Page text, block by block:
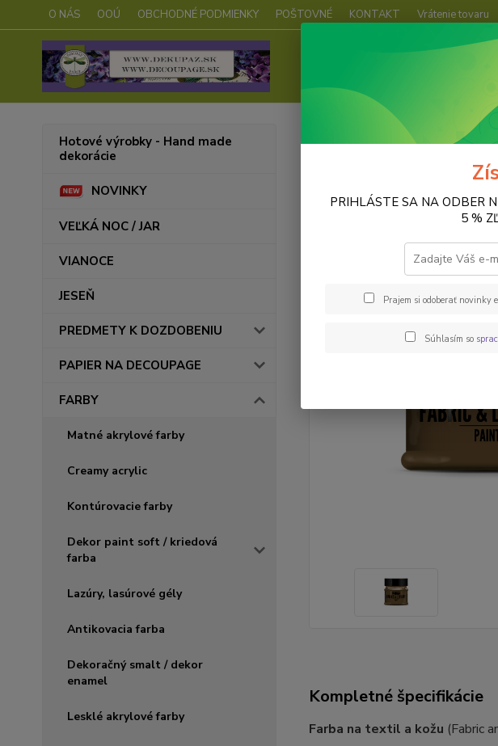
O NÁS OOÚ OBCHODNÉ PODMIENKY POŠTOVNÉ KONTAKT Vrátenie tovaru
Hotové výrobky - Hand made
dekorácie
NOVINKY
VEĽKÁ NOC / JAR
VIANOCE
JESEŇ
PREDMETY K DOZDOBENIU
PAPIER NA DECOUPAGE
FARBY
Matné akrylové farby
Creamy acrylic
Kontúrovacie farby
Dekor paint soft / kriedová
farba
Lazúry, lasúrové gély
Antikovacia farba
Dekoračný smalt / dekor
enamel
Lesklé akrylové farby
Farby na TEXTIL a
Farba na textil
Kompletné špecifikácie
Farba na textil a kožu (Fabric
PRIHLÁSTE SA NA ODBER
5 %
Prajem si odoberať novinky
Súhlasím so